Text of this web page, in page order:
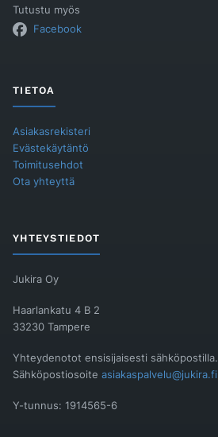
Tutustu myös
Facebook
TIETOA
Asiakasrekisteri
Evästekäytäntö
Toimitusehdot
Ota yhteyttä
YHTEYSTIEDOT
Jukira Oy
Haarlankatu 4 B 2
33230 Tampere
Yhteydenotot ensisijaisesti sähköpostilla.
Sähköpostiosoite asiakaspalvelu@jukira.fi
Y-tunnus: 1914565-6